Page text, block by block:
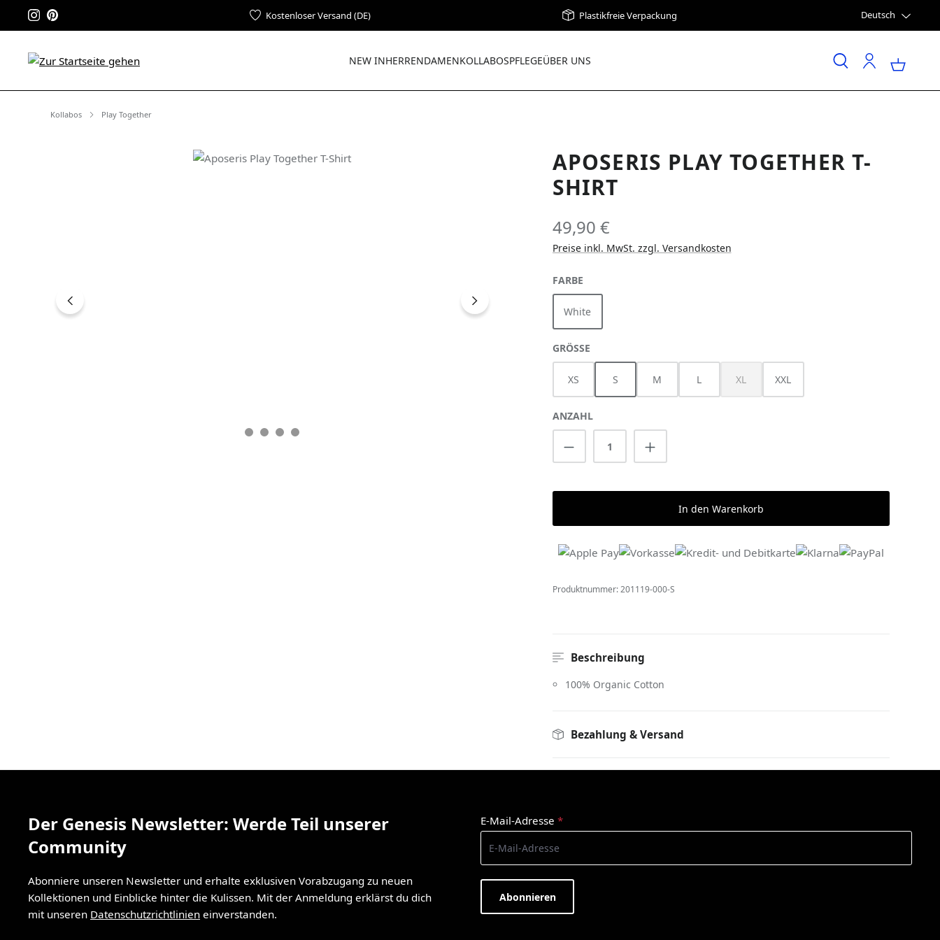
Kostenloser Versand (DE) Plastikfreie Verpackung Deutsch
NEW INHERRENDAMENKOLLABOSPFLEGEÜBER UNS
Kollabos Play Together
APOSERIS PLAY TOGETHER T-
SHIRT
49,90 €
Preise inkl. MwSt. zzgl. Versandkosten
FARBEAUSWÄHLEN
White
GRÖSSE AUSWÄHLEN
XS S M L XL
(Diese Option ist zurzeit nicht verfügbar.)
XXL
ANZAHL
Produkt Anzahl: Gib den gewünschten Wert
In den Warenkorb
Produktnummer:201119-000-S
Beschreibung
100% Organic Cotton
Bezahlung & Versand
Der Genesis Newsletter: Werde Teil unserer
Community
Abonniere unseren Newsletter und erhalte exklusiven Vorabzugang zu neuen
Kollektionen und Einblicke hinter die Kulissen. Mit der Anmeldung erklärst du dich
mit unseren Datenschutzrichtlinien einverstanden.
E-Mail-Adresse *
Abonnieren